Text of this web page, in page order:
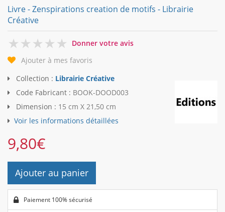
Livre - Zenspirations creation de motifs - Librairie
Créative
0
Donner votre avis
Ajouter à mes favoris
Collection : Librairie Créative
Code Fabricant : BOOK-DOOD003
Dimension : 15 cm X 21,50 cm
Voir les informations détaillées
9,80€
Ajouter au panier
Paiement 100% sécurisé